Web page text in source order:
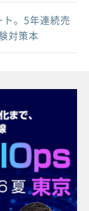
。5年連続売
対策本